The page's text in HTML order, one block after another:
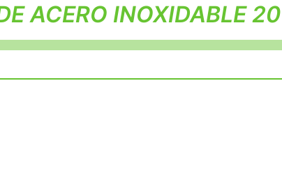
ACERO INOXIDABLE